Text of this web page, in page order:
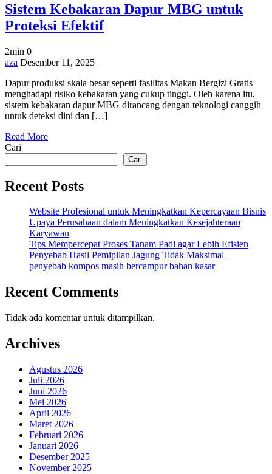
Sistem Kebakaran Dapur MBG untuk
Proteksi Efektif
2min 0
on
Kebakaran
Dapur
MBG
untuk
Efektif
aza Desember 11, 2025
Dapur produksi skala besar seperti fasilitas Makan Bergizi Gratis
menghadapi risiko kebakaran yang cukup tinggi. Oleh karena itu,
sistem kebakaran dapur MBG dirancang dengan teknologi canggih
untuk deteksi dini dan […]
Read More
Cari
Cari
Recent Posts
Website Profesional untuk Meningkatkan Kepercayaan Bisnis
Upaya Perusahaan dalam Meningkatkan Kesejahteraan
Karyawan
Tips Mempercepat Proses Tanam Padi agar Lebih Efisien
Penyebab Hasil Pemipilan Jagung Tidak Maksimal
penyebab kompos masih bercampur bahan kasar
Recent Comments
Tidak ada komentar untuk ditampilkan.
Archives
Agustus 2026
Juli 2026
Juni 2026
Mei 2026
April 2026
Maret 2026
Februari 2026
Januari 2026
Desember 2025
November 2025